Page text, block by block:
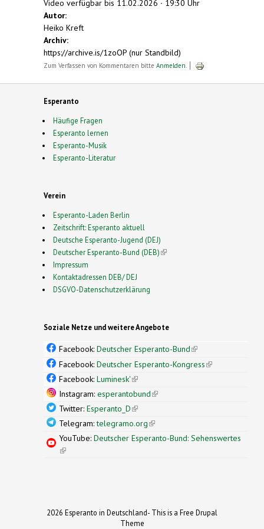
Video verfügbar bis 11.02.2026 ∙ 19:30 Uhr
Autor:
Heiko Kreft
Archiv:
https://archive.is/1zoOP (nur Standbild)
Zum Verfassen von Kommentaren bitte Anmelden
Esperanto
Häufige Fragen
Esperanto lernen
Esperanto-Musik
Esperanto-Literatur
Verein
Esperanto-Laden Berlin
Zeitschrift: Esperanto aktuell
Deutsche Esperanto-Jugend (DEJ)
Deutscher Esperanto-Bund (DEB)(link is external)
Impressum
Kontaktadressen DEB/ DEJ
DSGVO-Datenschutzerklärung
Soziale Netze und weitere Angebote
Facebook: Deutscher Esperanto-Bund(link is
external)
Facebook: Deutscher Esperanto-Kongress(link is
Facebook: Luminesk'(link is external)
Instagram: esperantobund(link is external)
Twitter: Esperanto_D(link is external)
Telegram:telegramo.org(link is external)
YouTube: Deutscher Esperanto-Bund: Sehenswertes
(link is external)
2026 Esperanto in Deutschland- This is a Free Drupal
Theme